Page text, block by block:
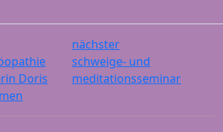
Doris
nächster
schweige- und
meditationsseminar